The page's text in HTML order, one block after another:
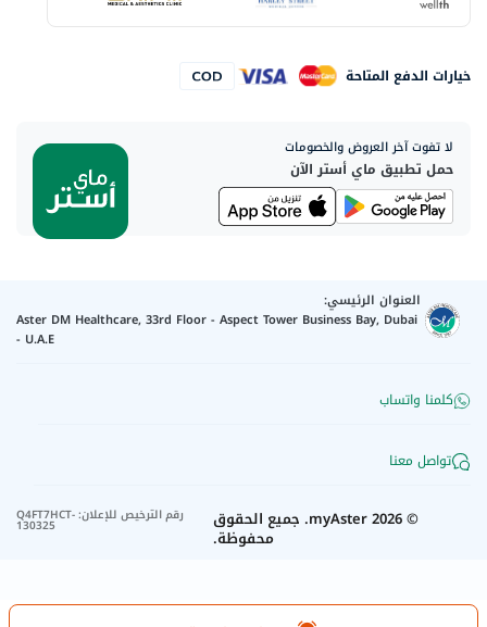
خيارات الدفع المتاحة
لا تفوت آخر العروض والخصومات
حمل تطبيق ماي أستر الآن
العنوان الرئيسي:
Aster DM Healthcare, 33rd Floor - Aspect Tower Business Bay, Dubai
- U.A.E
كلمنا واتساب
تواصل معنا
©
2026
myAster. جميع الحقوق
محفوظة.
رقم الترخيص للإعلان:
Q4FT7HCT-
130325